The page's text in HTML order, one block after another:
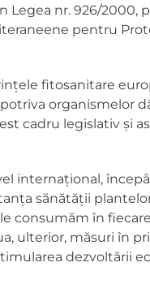
Legea nr. 926/2000,
pentru
fitosanitare
organismelor
cadru legislativ și
internațional,
sănătății
consumăm în
ulterior, măsuri în
dezvoltării